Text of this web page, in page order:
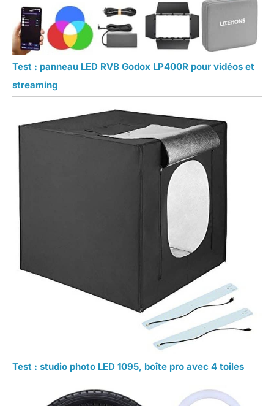
Test : panneau LED RVB Godox LP400R pour vidéos et
streaming
Test : studio photo LED 1095, boîte pro avec 4 toiles